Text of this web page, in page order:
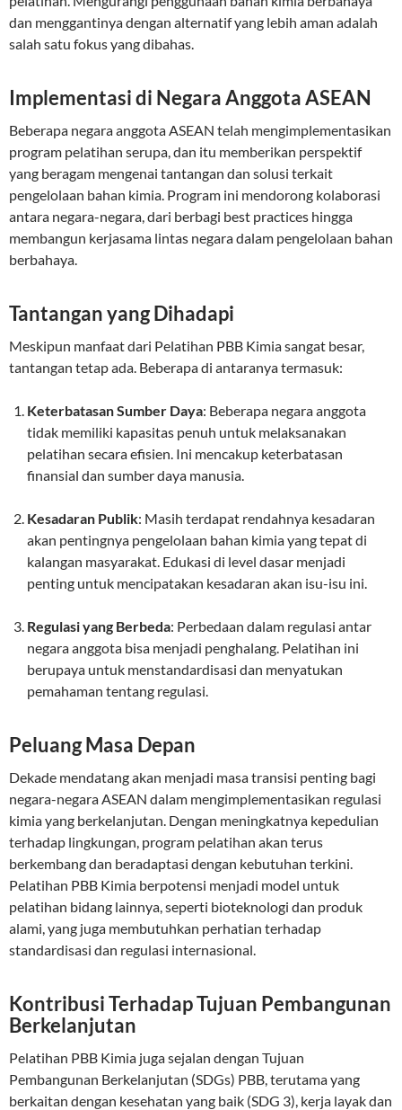
dan menggantinya dengan alternatif yang lebih aman adalah
salah satu fokus yang dibahas.
Implementasi di Negara Anggota ASEAN
Beberapa negara anggota ASEAN telah mengimplementasikan
program pelatihan serupa, dan itu memberikan perspektif
yang beragam mengenai tantangan dan solusi terkait
pengelolaan bahan kimia. Program ini mendorong kolaborasi
antara negara-negara, dari berbagi best practices hingga
membangun kerjasama lintas negara dalam pengelolaan bahan
berbahaya.
Tantangan yang Dihadapi
Meskipun manfaat dari Pelatihan PBB Kimia sangat besar,
tantangan tetap ada. Beberapa di antaranya termasuk:
Keterbatasan Sumber Daya: Beberapa negara anggota
tidak memiliki kapasitas penuh untuk melaksanakan
pelatihan secara efisien. Ini mencakup keterbatasan
finansial dan sumber daya manusia.
Kesadaran Publik: Masih terdapat rendahnya kesadaran
akan pentingnya pengelolaan bahan kimia yang tepat di
kalangan masyarakat. Edukasi di level dasar menjadi
penting untuk mencipatakan kesadaran akan isu-isu ini.
Regulasi yang Berbeda: Perbedaan dalam regulasi antar
negara anggota bisa menjadi penghalang. Pelatihan ini
berupaya untuk menstandardisasi dan menyatukan
pemahaman tentang regulasi.
Peluang Masa Depan
Dekade mendatang akan menjadi masa transisi penting bagi
negara-negara ASEAN dalam mengimplementasikan regulasi
kimia yang berkelanjutan. Dengan meningkatnya kepedulian
terhadap lingkungan, program pelatihan akan terus
berkembang dan beradaptasi dengan kebutuhan terkini.
Pelatihan PBB Kimia berpotensi menjadi model untuk
pelatihan bidang lainnya, seperti bioteknologi dan produk
alami, yang juga membutuhkan perhatian terhadap
standardisasi dan regulasi internasional.
Kontribusi Terhadap Tujuan Pembangunan
Berkelanjutan
Pelatihan PBB Kimia juga sejalan dengan Tujuan
Pembangunan Berkelanjutan (SDGs) PBB, terutama yang
berkaitan dengan kesehatan yang baik (SDG 3), kerja layak dan